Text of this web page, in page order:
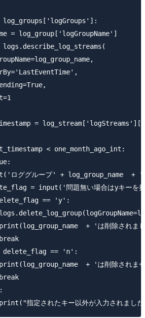
= log_group['logGroupName']
=
< one_month_ago_int:
ロググループ' + log_group_name  + '
= input('問題無い場合はyキーを押
== 'y':
+ 'は削除されま
== 'n':
+ 'は削除されま